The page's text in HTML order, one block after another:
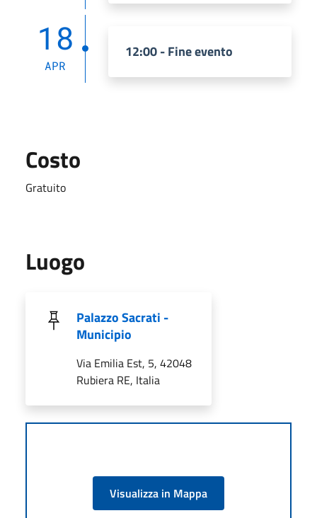
18
APR
12:00 - Fine evento
Costo
Gratuito
Luogo
Palazzo Sacrati -
Municipio
Via Emilia Est, 5, 42048
Rubiera RE, Italia
Visualizza in Mappa